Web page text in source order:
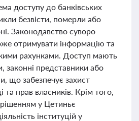
доступу до банківських
безвісти, померли або
Законодавство суворо
отримувати інформацію та
рахунками. Доступ мають
законні представники або
що забезпечує захист
та прав власників. Крім того,
у Цетиньє
інституцій у